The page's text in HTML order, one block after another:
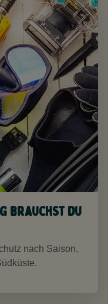
brauchst du
nach Saison,